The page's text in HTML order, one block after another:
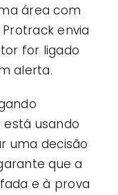
área com
envia
for ligado
alerta.
usando
uma decisão
que a
e à prova